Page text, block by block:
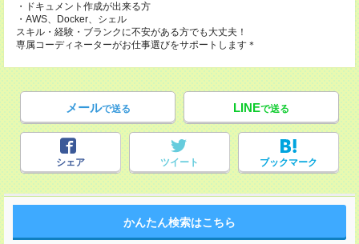
・ドキュメント作成が出来る方
・AWS、Docker、シェル
スキル・経験・ブランクに不安がある方でも大丈夫！
専属コーディネーターがお仕事選びをサポートします＊
メールで送る LINEで送る
シェア ツイート ブックマーク
かんたん検索はこちら